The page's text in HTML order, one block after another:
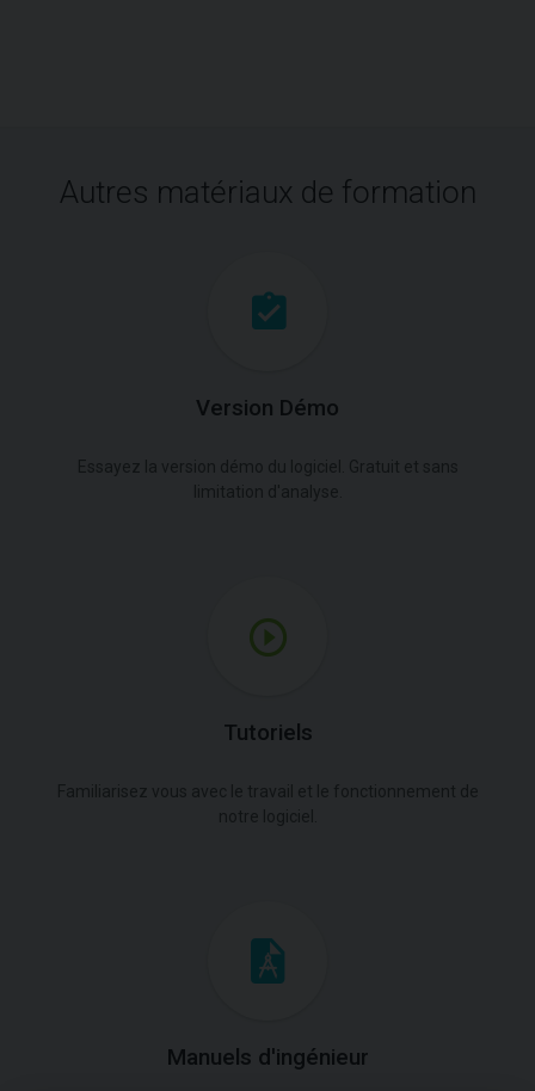
Autres matériaux de formation
Version Démo
Tutoriels
Manuels d'ingénieur